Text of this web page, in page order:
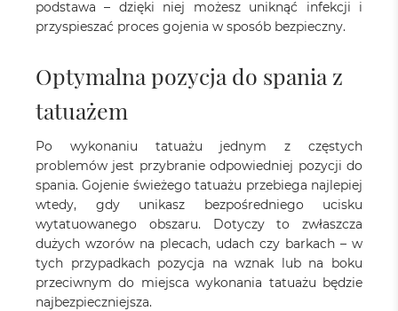
podstawa – dzięki niej możesz uniknąć infekcji i
przyspieszać proces gojenia w sposób bezpieczny.
Optymalna pozycja do spania z
tatuażem
Po wykonaniu tatuażu jednym z częstych
problemów jest przybranie odpowiedniej pozycji do
spania. Gojenie świeżego tatuażu przebiega najlepiej
wtedy, gdy unikasz bezpośredniego ucisku
wytatuowanego obszaru. Dotyczy to zwłaszcza
dużych wzorów na plecach, udach czy barkach – w
tych przypadkach pozycja na wznak lub na boku
przeciwnym do miejsca wykonania tatuażu będzie
najbezpieczniejsza.